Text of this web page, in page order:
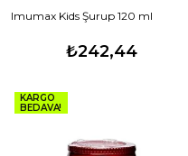
Imumax Kids Şurup 120 ml
₺242,44
KARGO
BEDAVA!